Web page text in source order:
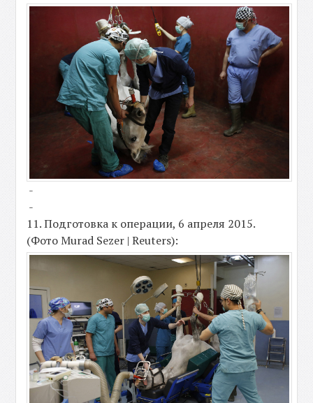
-
-
11. Подготовка к операции, 6 апреля 2015.
(Фото Murad Sezer | Reuters):